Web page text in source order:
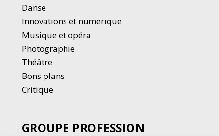
Danse
Innovations et numérique
Musique et opéra
Photographie
Théâtre
Bons plans
Critique
GROUPE PROFESSION